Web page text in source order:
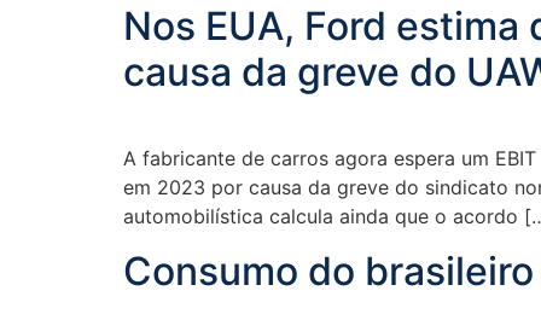
Nos EUA, Ford
causa da greve do
A fabricante de carros agora espera um
em 2023 por causa da greve do sindicato
automobilística calcula ainda que o acordo
Consumo do